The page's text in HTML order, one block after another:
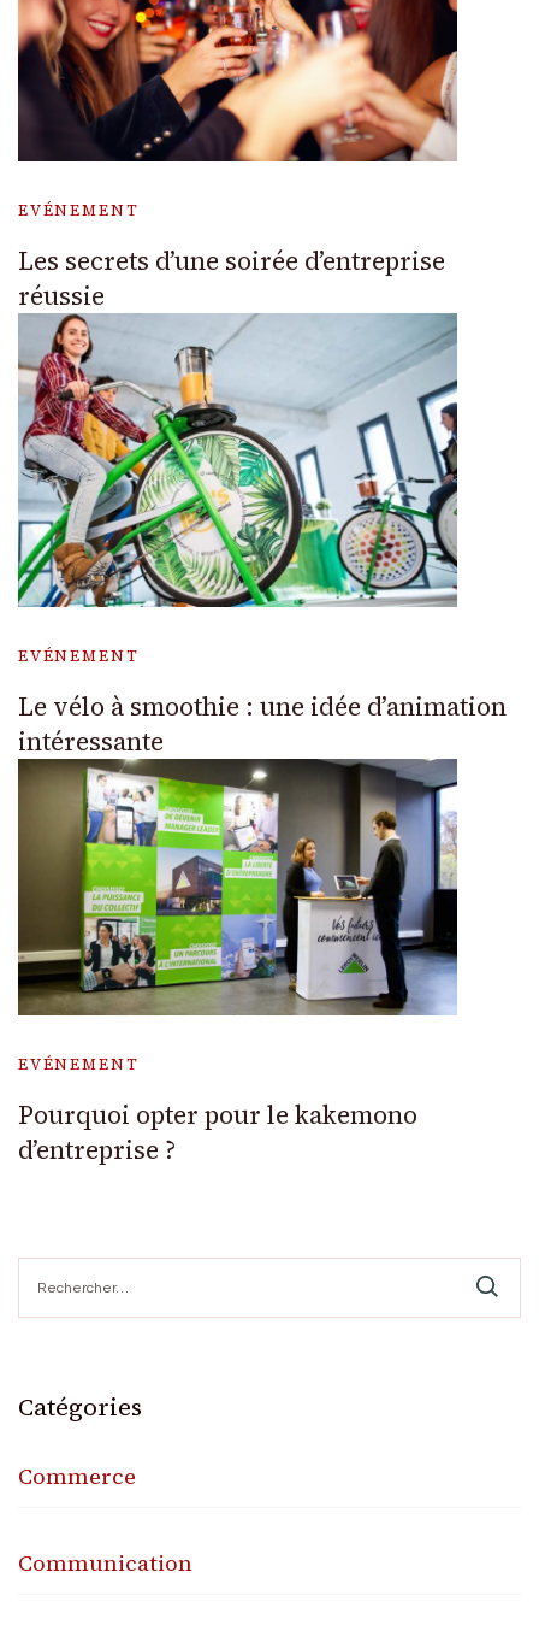
EVÉNEMENT
Les secrets d’une soirée d’entreprise
réussie
EVÉNEMENT
Le vélo à smoothie : une idée d’animation
intéressante
EVÉNEMENT
Pourquoi opter pour le kakemono
d’entreprise ?
Catégories
Commerce
Communication